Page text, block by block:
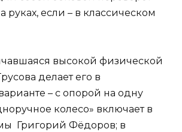
руках, если – в классическом
высокой физической
делает его в
– с опорой на одну
колесо» включает в
Григорий Фёдоров; в